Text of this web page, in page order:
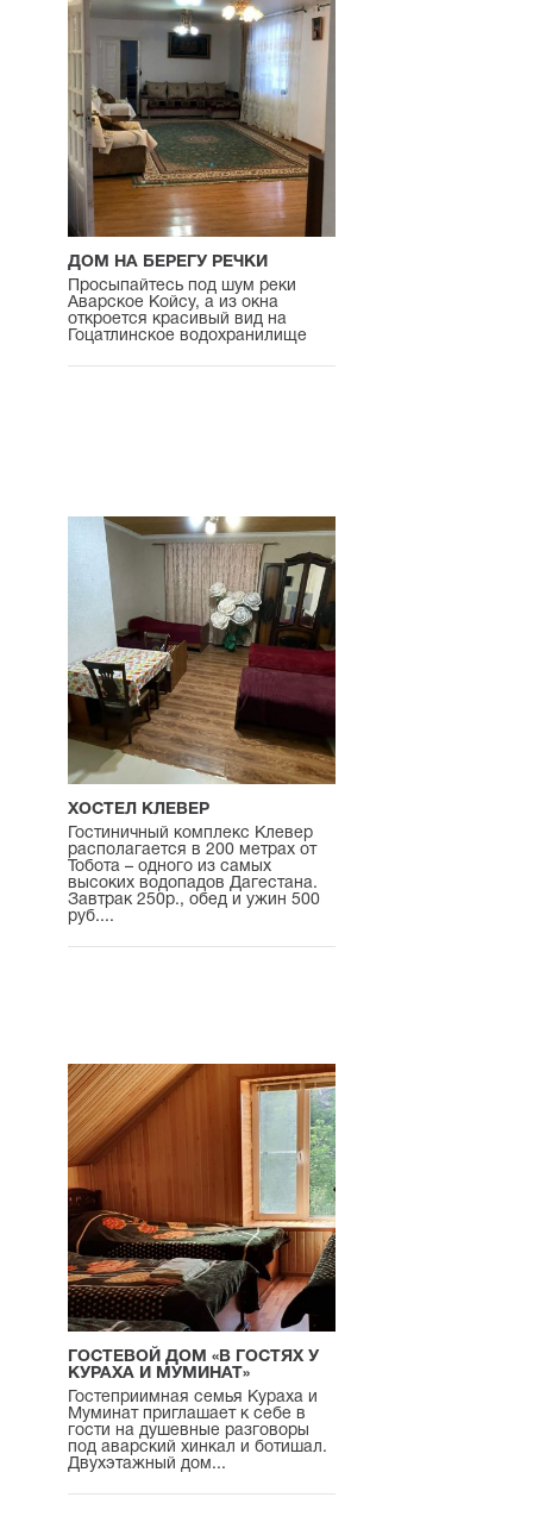
ДОМ НА БЕРЕГУ РЕЧКИ
Просыпайтесь под шум реки
Аварское Койсу, а из окна
откроется красивый вид на
Гоцатлинское водохранилище
ХОСТЕЛ КЛЕВЕР
Гостиничный комплекс Клевер
располагается в 200 метрах от
Тобота – одного из самых
высоких водопадов Дагестана.
Завтрак 250р., обед и ужин 500
руб....
ГОСТЕВОЙ ДОМ «В ГОСТЯХ У
КУРАХА И МУМИНАТ»
Гостеприимная семья Кураха и
Муминат приглашает к себе в
гости на душевные разговоры
под аварский хинкал и ботишал.
Двухэтажный дом...